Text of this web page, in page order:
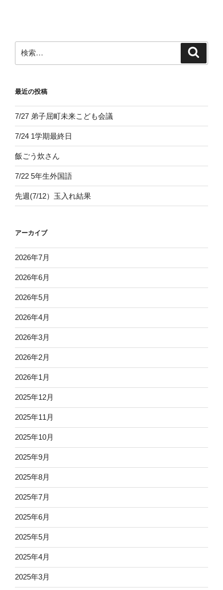
ン
索:
最近の投稿
7/27 弟子屈町未来こども会議
7/24 1学期最終日
飯ごう炊さん
7/22 5年生外国語
先週(7/12）玉入れ結果
アーカイブ
2026年7月
2026年6月
2026年5月
2026年4月
2026年3月
2026年2月
2026年1月
2025年12月
2025年11月
2025年10月
2025年9月
2025年8月
2025年7月
2025年6月
2025年5月
2025年4月
2025年3月